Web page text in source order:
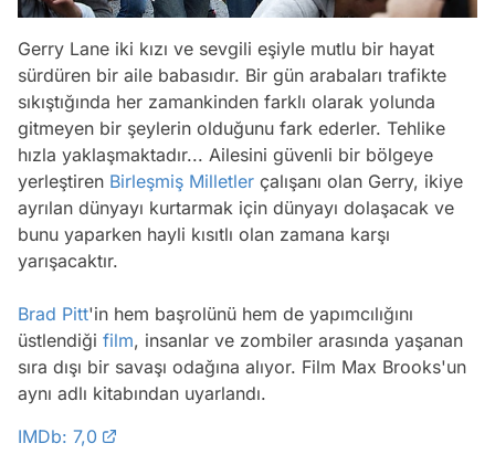
Gerry Lane iki kızı ve sevgili eşiyle mutlu bir hayat
sürdüren bir aile babasıdır. Bir gün arabaları trafikte
sıkıştığında her zamankinden farklı olarak yolunda
gitmeyen bir şeylerin olduğunu fark ederler. Tehlike
hızla yaklaşmaktadır... Ailesini güvenli bir bölgeye
yerleştiren Birleşmiş Milletler çalışanı olan Gerry, ikiye
ayrılan dünyayı kurtarmak için dünyayı dolaşacak ve
bunu yaparken hayli kısıtlı olan zamana karşı
yarışacaktır.
Brad Pitt'in hem başrolünü hem de yapımcılığını
üstlendiği film, insanlar ve zombiler arasında yaşanan
sıra dışı bir savaşı odağına alıyor. Film Max Brooks'un
aynı adlı kitabından uyarlandı.
IMDb: 7,0